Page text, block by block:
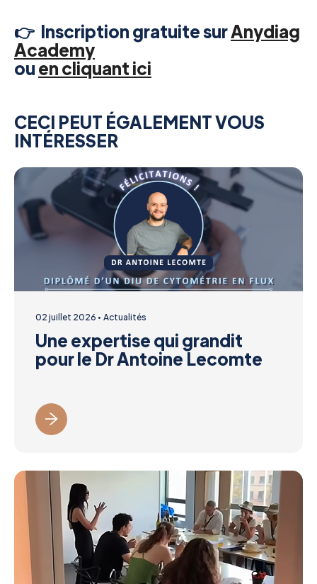
👉 Inscription gratuite surAnydiag
Academy
ou en cliquant ici
CECI PEUT ÉGALEMENT VOUS
INTÉRESSER
02 juillet 2026 Actualités
Une expertise qui grandit
pour le Dr Antoine Lecomte